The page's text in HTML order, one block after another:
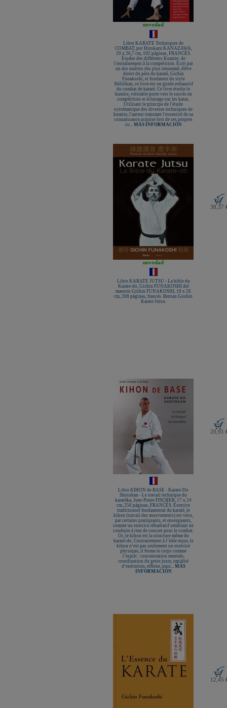
novedad
Libro KARATE Techniques de
COMBAT, por Hirokazu KANAZAWA,
20 x 26,7 cm, 192 páginas, FRANCÉS.
Études des différents Kumite: de
l'entraînement à la compétition. Écrit par
un des maîtres des plus renommé, élève
direct du père du karaté, Gichin
Funakoshi, et fondateur du style
Shôtôkan, ce livre est un guide exhaustif
du combat de karaté. Ce livre étudie le
kumite, véritable porte vers le succès en
compétition et éclairage sur les katas.
Utilisant le principe de l'étude
systématique des diverses techniques de
kumite, l'auteur transmet l'essentiel de sa
connaissance acquise lors de ses propres
co... MÁS INFORMACIÓN
38,37
novedad
Libro KARATE JUTSU - La bible du
Karate-do, Gichin FUNAKOSHI del
maestro Gichin FUNAKOSHI, 19 x 26
cm, 208 páginas, francés. Rentan Goshin
Karate Jutsu.
20,91
Libro KIHON de BASE - Karate-Do
Shotokan - Le travail technique du
karatéka, Jean-Pierre FISCHER, 17 x 24
cm, 256 páginas, FRANCÉS. Exercice
traditionnel fondamental du karaté, le
kihon (travail des mouvements) est vécu,
par certains pratiquants, et enseignants,
comme un exercice rébarbatif semblant ne
conduire à rien de concret pour le combat.
Or, le kihon est la structure même du
karaté-do. Contrairement à l’idée reçue, le
kihon n’est pas seulement un exercice
physique, il forme le corps comme
l’esprit : concentration mentale,
coordination du geste juste, rapidité
d’exécution, réflexe, puis... MÁS
INFORMACIÓN
12,45